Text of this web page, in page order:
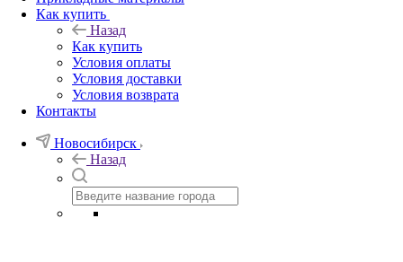
Как купить
Назад
Как купить
Условия оплаты
Условия доставки
Условия возврата
Контакты
Новосибирск
Назад